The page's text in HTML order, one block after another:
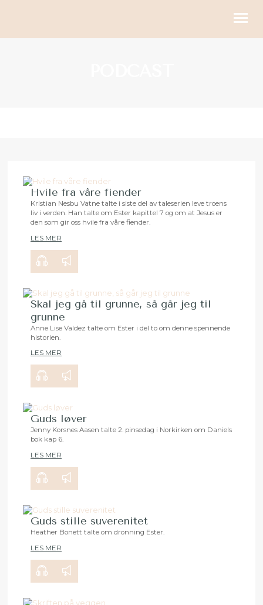
GI
Hvile fra våre fiender
00:00
Kristian Nesbu Vatne talte i siste del av taleserien leve troens
liv i verden. Han talte om Ester kapittel 7 og om at Jesus er
den som gir oss hvile fra våre fiender.
LES MER
Skal jeg gå til grunne, så går jeg til
grunne
Anne Lise Valdez talte om Ester i del to om denne spennende
historien.
LES MER
Guds løver
Jenny Korsnes Aasen talte 2. pinsedag i Norkirken om Daniels
bok kap 6.
LES MER
Guds stille suverenitet
00:00
Heather Bonett talte om dronning Ester.
LES MER